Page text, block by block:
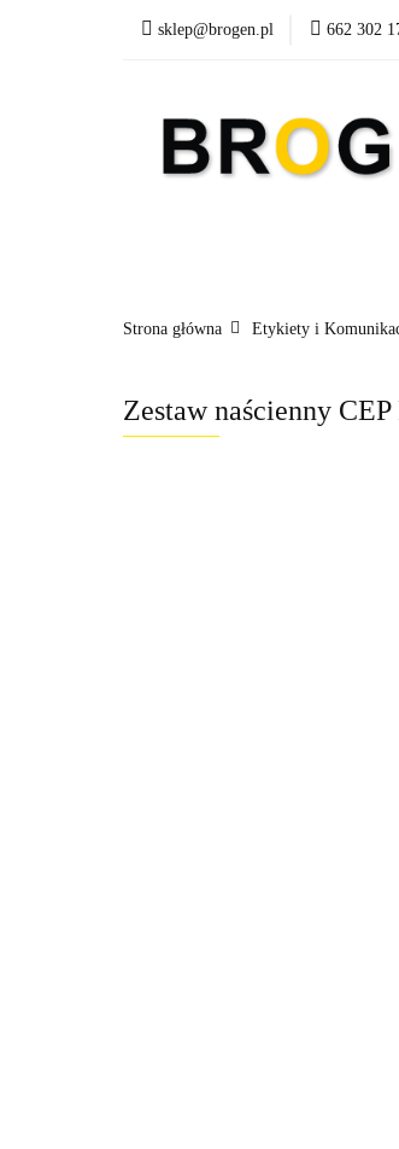
sklep@brogen.pl 662 302
Art.
Strona główna Etykiety i
Zestaw naścienny